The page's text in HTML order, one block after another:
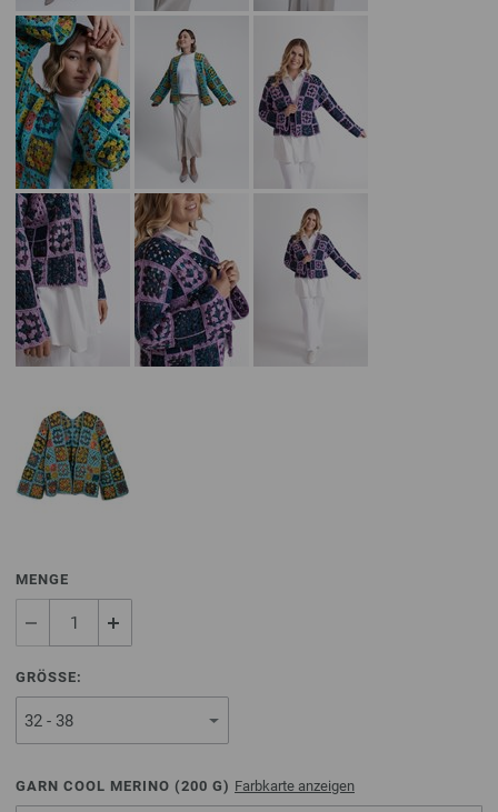
MENGE
GRÖSSE:
GARN COOL MERINO (200 G) Farbkarte anzeigen